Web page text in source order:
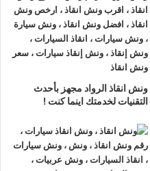
في الهرم
في الهرم و
أسرع ونش إنقاذ
دائما اوناشنا بالقرب منك ,
الإنقاذ السريع ولدينا
و جميع انحاء الجمهورية
ونش انقاذ الرواد مجهز بأحدث
التقنيات لخدمتك اينما كنت !